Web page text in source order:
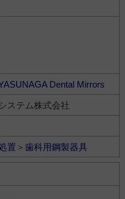
Dental Mirrors
ステム株式会社
置 ＞ 歯科用鋼製器具